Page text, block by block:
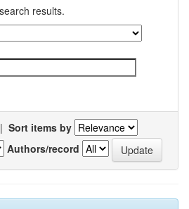
results.
| Sort items by
Authors/record